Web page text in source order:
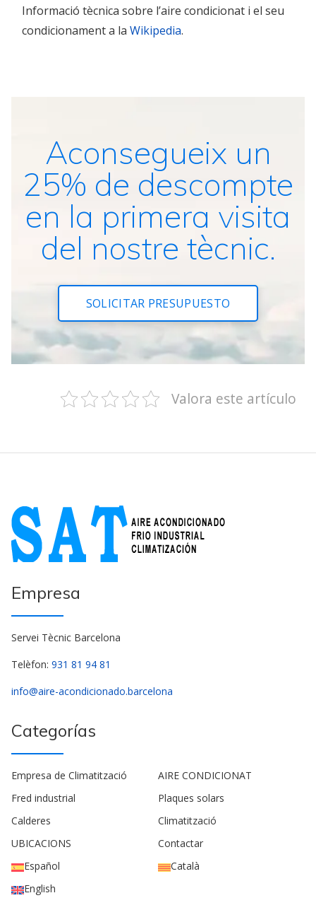
Informació tècnica sobre l’aire condicionat i el seu
condicionament a la Wikipedia.
Aconsegueix un
25% de descompte
en la primera visita
del nostre tècnic.
SOLICITAR PRESUPUESTO
Valora este artículo
Empresa
Servei Tècnic Barcelona
Telèfon: 931 81 94 81
info@aire-acondicionado.barcelona
Categorías
Empresa de Climatització
AIRE CONDICIONAT
Fred industrial
Plaques solars
Calderes
Climatització
UBICACIONS
Contactar
Español
Català
English